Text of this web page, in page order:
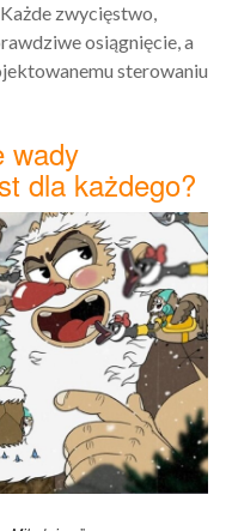
zwycięstwo,
osiągnięcie, a
sterowaniu
wady
dla każdego?